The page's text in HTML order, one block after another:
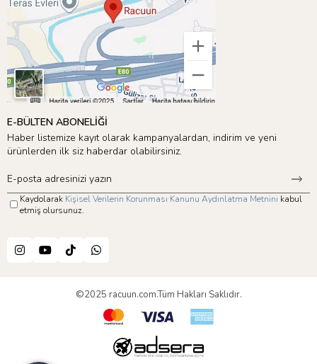
E-BÜLTEN ABONELİĞİ
Haber listemize kayıt olarak kampanyalardan, indirim ve yeni
ürünlerden ilk siz haberdar olabilirsiniz.
Kaydolarak Kişisel Verilerin Korunması Kanunu Aydınlatma Metnini kabul
etmiş olursunuz.
©2025 racuun.com.Tüm Hakları Saklıdır.